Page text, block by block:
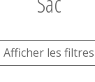
Afficher les filtres